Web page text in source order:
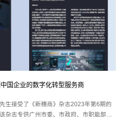
国企业的数字化转型服务商
生接受了《新穗商》杂志2023年第6期的
杂志专供广州市委、市政府、市职能部门